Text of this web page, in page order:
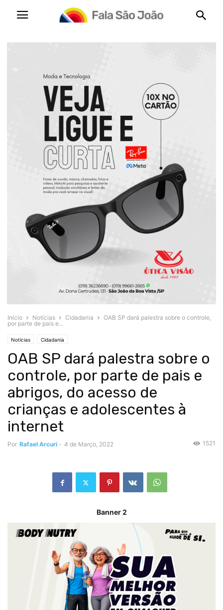
Início Notícias Cidadania
OAB SP dará palestra sobre o controle,
por parte de pais e...
Notícias Cidadania
OAB SP dará palestra sobre o
controle, por parte de pais e
abrigos, do acesso de
crianças e adolescentes à
internet
Por Rafael Arcuri - 4 de Março, 2022 1521
Banner 2